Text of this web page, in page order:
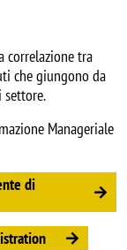
correlazione tra
che giungono da
settore.
Manageriale
di